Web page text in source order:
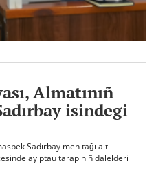
Almatınıñ
isindegi
Sadırbay men tağı altı
ayıptau tarapınıñ dälelderi